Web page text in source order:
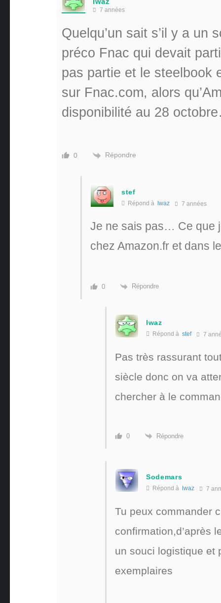
7 années
Quelqu’un sait s’il y a un
préco Fnac qui devait
pas partie et le steelbook
sur Fnac.com, alors
disponibilité au 28
0 Répondre
stef
Répond à lwaz 7 années
Je ne sais pas… Ce que
chez Amazon.fr et dans
0 Répondre
lwaz
Répond à stef 7
Pas très rassurant
siècle donc on va
chercher à le
0 Répondre
Sodemars
Répond à lwaz 7
Tu peux commander
confirmation,d’après
un souci logistique et
exemplaires